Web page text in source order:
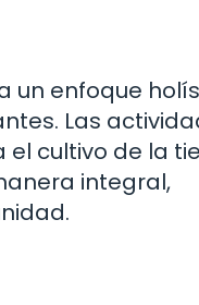
un enfoque
Las
cultivo de la
integral,